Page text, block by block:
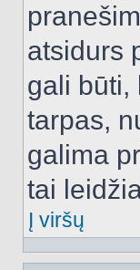
atsidurs
gali būti,
tarpas,
galima
tai
Į viršų